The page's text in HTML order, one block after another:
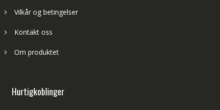
Vilkår og betingelser
Kontakt oss
Om produktet
Hurtigkoblinger